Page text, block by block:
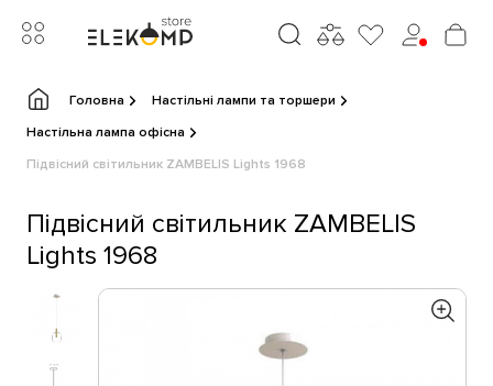
Головна
Настільні лампи та торшери
Настільна лампа офісна
Підвісний світильник ZAMBELIS Lights 1968
Підвісний світильник ZAMBELIS
Lights 1968